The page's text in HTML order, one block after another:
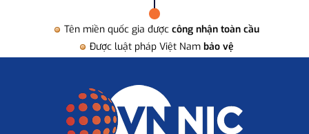
Tên miền quốc gia được công nhận toàn cầu
Được luật pháp Việt Nam bảo vệ